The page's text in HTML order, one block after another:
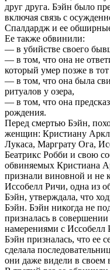
друг друга. Бэйн было
включая связь с
Спалдардж и ее
Ее также обвинили:
— в убийстве своего
— в том, что она не
который умер позже в
— в том, что она была
ритуалов у озера,
— в том, что она
рождения.
Перед смертью Бэйн,
женщин: Кристиану
Лукаса, Марграту Ога,
Беатрикс Робби и свою
обвиняемых Кристиана
признали виновной и не
Иссобелл Ричи, одна из
Бэйн, утверждала, что
Бэйн. Бэйн никогда не
призналась в
намерениями с Иссобелл
Бэйн призналась, что ее
сделала
они даже видели в своем